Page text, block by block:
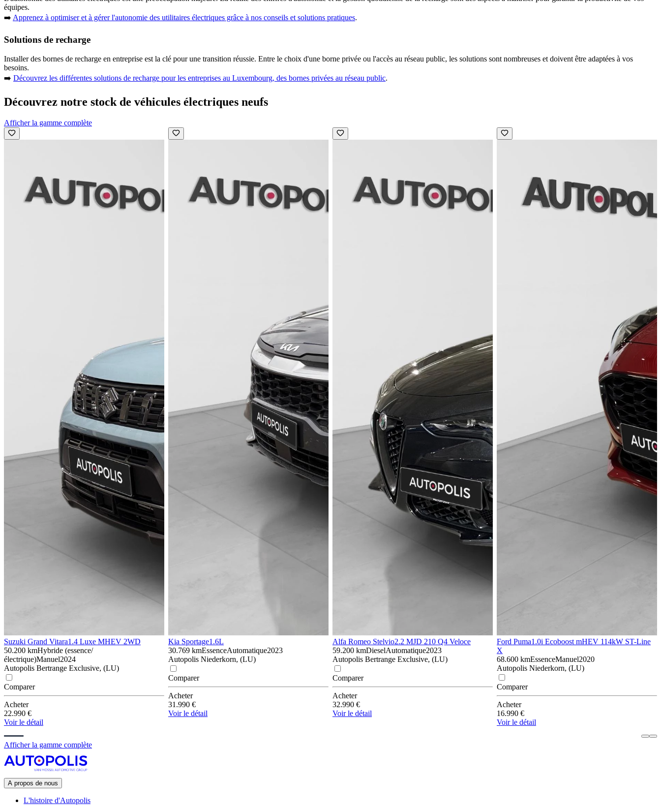
équipes.
➡️ Apprenez à optimiser et à gérer l'autonomie des utilitaires électriques grâce à nos conseils et solutions pratiques.
Solutions de recharge
Installer des bornes de recharge en entreprise est la clé pour une transition réussie. Entre le choix d'une borne privée ou l'accès au réseau public, les solutions sont nombreuses et doivent être adaptées à vos
besoins.
➡️ Découvrez les différentes solutions de recharge pour les entreprises au Luxembourg, des bornes privées au réseau public.
Découvrez notre stock de véhicules électriques neufs
Afficher la gamme complète
Suzuki Grand Vitara1.4 Luxe MHEV 2WD
50.200 kmHybride (essence/
électrique)Manuel2024
Autopolis Bertrange Exclusive, (LU)
Comparer
Acheter
22.990 €
Voir le détail
Kia Sportage1.6L
30.769 kmEssenceAutomatique2023
Autopolis Niederkorn, (LU)
Comparer
Acheter
31.990 €
Voir le détail
Alfa Romeo Stelvio2.2 MJD 210 Q4 Veloce
59.200 kmDieselAutomatique2023
Autopolis Bertrange Exclusive, (LU)
Comparer
Acheter
32.990 €
Voir le détail
Ford Puma1.0i Ecoboost mHEV 114kW ST-Line
X
68.600 kmEssenceManuel2020
Autopolis Niederkorn, (LU)
Comparer
Acheter
16.990 €
Voir le détail
Afficher la gamme complète
A propos de nous
L'histoire d'Autopolis